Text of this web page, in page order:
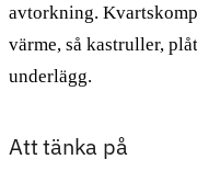
avtorkning.
värme, så kastruller,
underlägg.
Att tänka på